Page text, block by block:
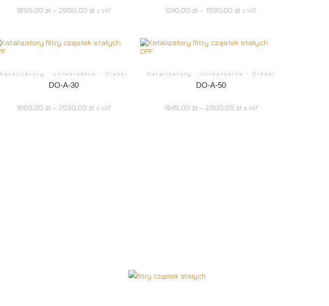
1895,00 zł – 2960,00 zł z VAT 1240,00 zł – 1590,00 zł z VAT
Katalizatory / Uniwersalne - Diesel
DO-A-30
1660,00 zł – 2030,00 zł z VAT
Katalizatory / Uniwersalne - Diesel
DO-A-50
1845,00 zł – 2900,00 zł z VAT